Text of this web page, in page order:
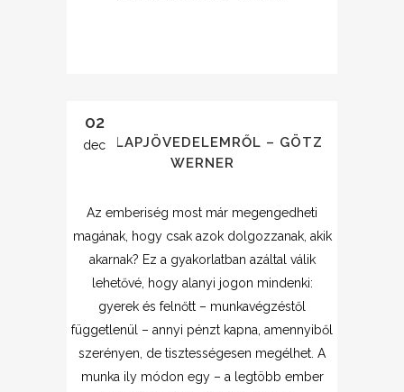
02
dec
AZ ALAPJÖVEDELEMRŐL – GÖTZ
WERNER
Az emberiség most már megengedheti
magának, hogy csak azok dolgozzanak, akik
akarnak? Ez a gyakorlatban azáltal válik
lehetővé, hogy alanyi jogon mindenki:
gyerek és felnőtt – munkavégzéstől
függetlenül – annyi pénzt kapna, amennyiből
szerényen, de tisztességesen megélhet. A
munka ily módon egy – a legtöbb ember